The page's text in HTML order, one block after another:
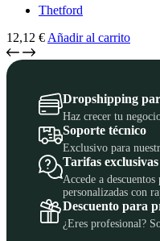
Thetford
12,12 €Añadir al carrito
Dropshipping
Haz crecer tu
Soporte técnico
Exclusivo para
Tarifas
Accede a
personalizadas con
Descuento para
¿Eres profesional?